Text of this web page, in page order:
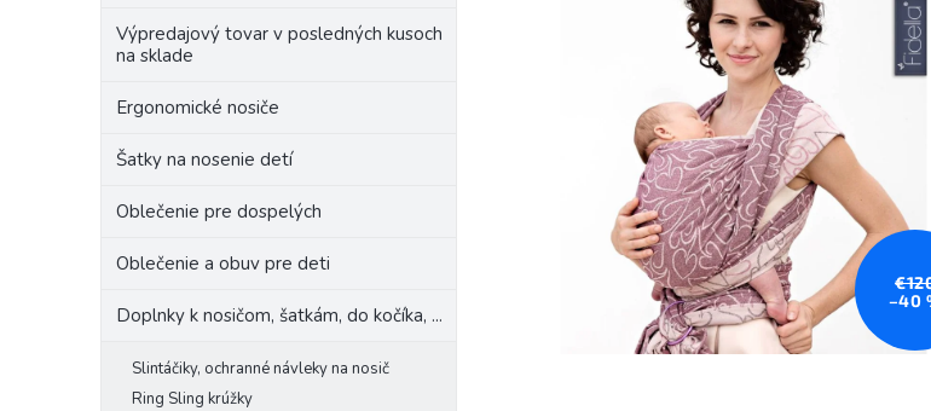
Výpredajový tovar v posledných kusoch
na sklade
Ergonomické nosiče
Šatky na nosenie detí
Oblečenie pre dospelých
Oblečenie a obuv pre deti
Doplnky k nosičom, šatkám, do kočíka, ...
Slintáčiky, ochranné návleky na nosič
Ring Sling krúžky
hviezdičiek.
–40